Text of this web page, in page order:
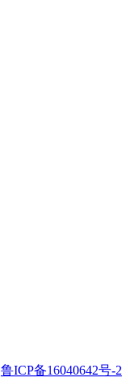
鲁ICP备16040642号-2